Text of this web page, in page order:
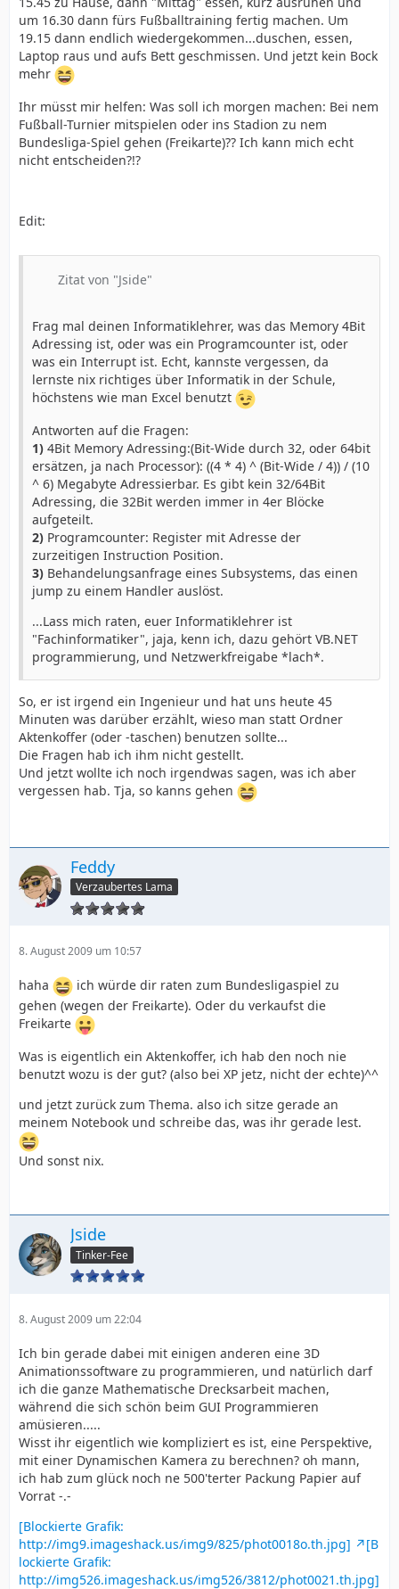
um 16.30 dann fürs Fußballtraining fertig machen. Um
19.15 dann endlich wiedergekommen...duschen, essen,
Laptop raus und aufs Bett geschmissen. Und jetzt kein Bock
mehr
Ihr müsst mir helfen: Was soll ich morgen machen: Bei nem
Fußball-Turnier mitspielen oder ins Stadion zu nem
Bundesliga-Spiel gehen (Freikarte)?? Ich kann mich echt
nicht entscheiden?!?
Edit:
Zitat von "Jside"
Frag mal deinen Informatiklehrer, was das Memory 4Bit
Adressing ist, oder was ein Programcounter ist, oder
was ein Interrupt ist. Echt, kannste vergessen, da
lernste nix richtiges über Informatik in der Schule,
höchstens wie man Excel benutzt
Antworten auf die Fragen:
1) 4Bit Memory Adressing:(Bit-Wide durch 32, oder 64bit
ersätzen, ja nach Processor): ((4 * 4) ^ (Bit-Wide / 4)) / (10
^ 6) Megabyte Adressierbar. Es gibt kein 32/64Bit
Adressing, die 32Bit werden immer in 4er Blöcke
aufgeteilt.
2) Programcounter: Register mit Adresse der
zurzeitigen Instruction Position.
3) Behandelungsanfrage eines Subsystems, das einen
jump zu einem Handler auslöst.
...Lass mich raten, euer Informatiklehrer ist
"Fachinformatiker", jaja, kenn ich, dazu gehört VB.NET
programmierung, und Netzwerkfreigabe *lach*.
So, er ist irgend ein Ingenieur und hat uns heute 45
Minuten was darüber erzählt, wieso man statt Ordner
Aktenkoffer (oder -taschen) benutzen sollte...
Die Fragen hab ich ihm nicht gestellt.
Und jetzt wollte ich noch irgendwas sagen, was ich aber
vergessen hab. Tja, so kanns gehen
Feddy
Verzaubertes Lama
8. August 2009 um 10:57
haha
ich würde dir raten zum Bundesligaspiel zu
gehen (wegen der Freikarte). Oder du verkaufst die
Freikarte
Was is eigentlich ein Aktenkoffer, ich hab den noch nie
benutzt wozu is der gut? (also bei XP jetz, nicht der echte)^^
und jetzt zurück zum Thema. also ich sitze gerade an
meinem Notebook und schreibe das, was ihr gerade lest.
Und sonst nix.
Jside
Tinker-Fee
8. August 2009 um 22:04
Ich bin gerade dabei mit einigen anderen eine 3D
Animationssoftware zu programmieren, und natürlich darf
ich die ganze Mathematische Drecksarbeit machen,
während die sich schön beim GUI Programmieren
amüsieren.....
Wisst ihr eigentlich wie kompliziert es ist, eine Perspektive,
mit einer Dynamischen Kamera zu berechnen? oh mann,
ich hab zum glück noch ne 500'terter Packung Papier auf
Vorrat -.-
[Blockierte Grafik:
http://img9.imageshack.us/img9/825/phot0018o.th.jpg]
[B
lockierte Grafik:
http://img526.imageshack.us/img526/3812/phot0021.th.jpg]